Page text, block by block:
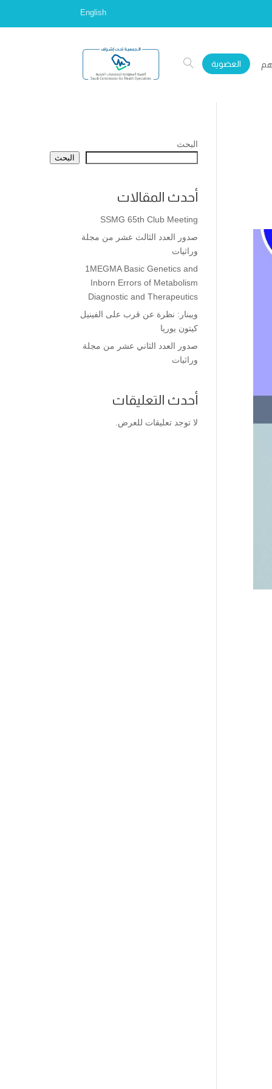
English
العضوية
البحث
البحث
أحدث المقالات
SSMG 65th Club Meeting
صدور العدد الثالث عشر من مجلة
وراثيات
1MEGMA Basic Genetics and
Inborn Errors of Metabolism
Diagnostic and Therapeutics
ويبنار: نظرة عن قرب على الفينيل
كيتون يوريا
صدور العدد الثاني عشر من مجلة
وراثيات
أحدث التعليقات
لا توجد تعليقات للعرض.